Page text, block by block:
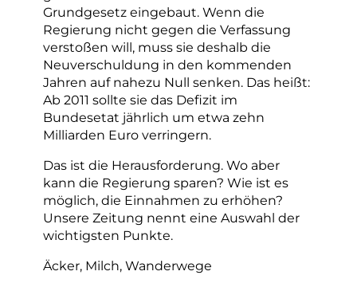
Grundgesetz eingebaut. Wenn die
Regierung nicht gegen die Verfassung
verstoßen will, muss sie deshalb die
Neuverschuldung in den kommenden
Jahren auf nahezu Null senken. Das heißt:
Ab 2011 sollte sie das Defizit im
Bundesetat jährlich um etwa zehn
Milliarden Euro verringern.
Das ist die Herausforderung. Wo aber
kann die Regierung sparen? Wie ist es
möglich, die Einnahmen zu erhöhen?
Unsere Zeitung nennt eine Auswahl der
wichtigsten Punkte.
Äcker, Milch, Wanderwege